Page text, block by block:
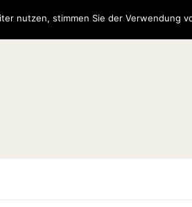
nutzen, stimmen Sie der Verwendung